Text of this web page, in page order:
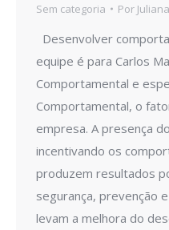
Sem categoria Por Juliana
Desenvolver
equipe é para Carlos
Comportamental e
Comportamental, o
empresa. A presença
incentivando os
produzem resultados
segurança, prevenção
levam a melhora do